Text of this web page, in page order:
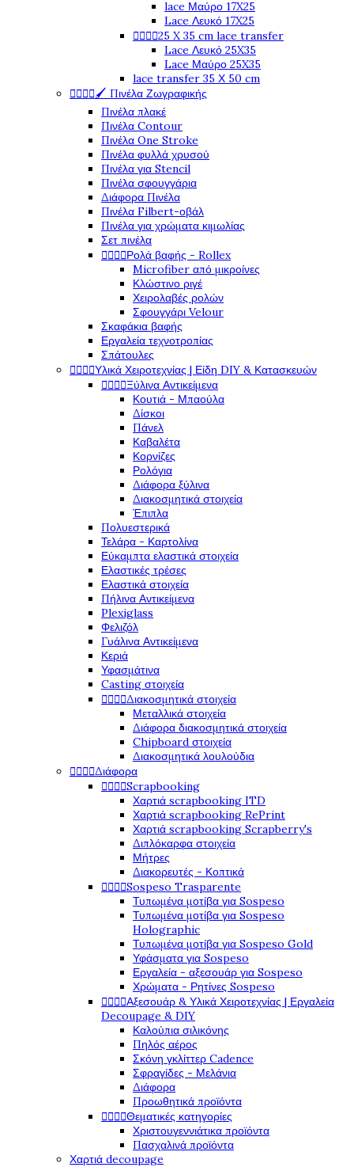
lace Μαύρο 17X25
Lace Λευκό 17X25
25 X 35 cm lace transfer
Lace Λευκό 25X35
Lace Μαύρο 25X35
lace transfer 35 Χ 50 cm
🖌️ Πινέλα Ζωγραφικής
Πινέλα πλακέ
Πινέλα Contour
Πινέλα One Stroke
Πινέλα φυλλά χρυσού
Πινέλα για Stencil
Πινέλα σφουγγάρια
Διάφορα Πινέλα
Πινέλα Filbert-οβάλ
Πινέλα για χρώματα κιμωλίας
Σετ πινέλα
Ρολά βαφής - Rollex
Microfiber από μικροίνες
Κλώστινο ριγέ
Χειρολαβές ρολών
Σφουγγάρι Velour
Σκαφάκια βαφής
Εργαλεία τεχνοτροπίας
Σπάτουλες
Υλικά Χειροτεχνίας | Είδη DIY & Κατασκευών
Ξύλινα Αντικείμενα
Κουτιά - Μπαούλα
Δίσκοι
Πάνελ
Καβαλέτα
Κορνίζες
Ρολόγια
Διάφορα ξύλινα
Διακοσμητικά στοιχεία
Έπιπλα
Πολυεστερικά
Τελάρα - Καρτολίνα
Εύκαμπτα ελαστικά στοιχεία
Ελαστικές τρέσες
Ελαστικά στοιχεία
Πήλινα Αντικείμενα
Plexiglass
Φελιζόλ
Γυάλινα Αντικείμενα
Κεριά
Υφασμάτινα
Casting στοιχεία
Διακοσμητικά στοιχεία
Μεταλλικά στοιχεία
Διάφορα διακοσμητικά στοιχεία
Chipboard στοιχεία
Διακοσμητικά λουλούδια
Διάφορα
Scrapbooking
Χαρτιά scrapbooking ITD
Χαρτιά scrapbooking RePrint
Χαρτιά scrapbooking Scrapberry's
Διπλόκαρφα στοιχεία
Μήτρες
Διακορευτές - Κοπτικά
Sospeso Trasparente
Τυπωμένα μοτίβα για Sospeso
Τυπωμένα μοτίβα για Sospeso
Holographic
Τυπωμένα μοτίβα για Sospeso Gold
Υφάσματα για Sospeso
Εργαλεία - αξεσουάρ για Sospeso
Χρώματα - Ρητίνες Sospeso
Αξεσουάρ & Υλικά Χειροτεχνίας | Εργαλεία
Decoupage & DIY
Καλούπια σιλικόνης
Πηλός αέρος
Σκόνη γκλίττερ Cadence
Σφραγίδες - Μελάνια
Διάφορα
Προωθητικά προϊόντα
Θεματικές κατηγορίες
Χριστουγεννιάτικα προϊόντα
Πασχαλινά προϊόντα
Χαρτιά decoupage